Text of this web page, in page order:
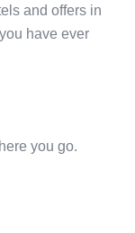
and offers in
have ever
you go.